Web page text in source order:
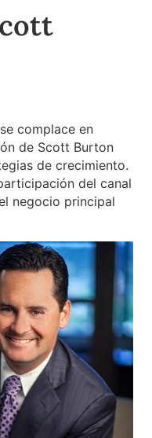
complace en
de Scott Burton
de crecimiento.
del canal
negocio principal